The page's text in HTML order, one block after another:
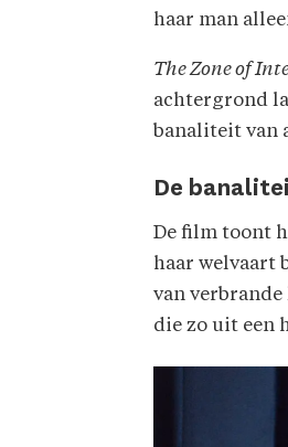
haar man
The Zone of
achtergrond
banaliteit van
De
De film toont
haar welvaart
van
die zo uit een